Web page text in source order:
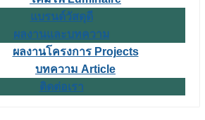
แบรนด์วัสดุดี
ผลงานและบทความ
ผลงานโครงการ Projects
บทความ Article
ติดต่อเรา